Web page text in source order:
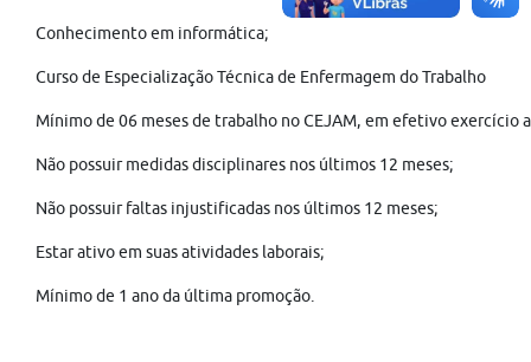
Conhecimento em informática;
Curso de Especialização Técnica de Enfermagem do Trabalho
Mínimo de 06 meses de trabalho no CEJAM, em efetivo exercício
Não possuir medidas disciplinares nos últimos 12 meses;
Não possuir faltas injustificadas nos últimos 12 meses;
Estar ativo em suas atividades laborais;
Mínimo de 1 ano da última promoção.